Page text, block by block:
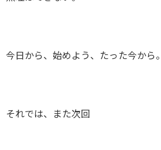
今日から、始めよう、たった今から。
それでは、また次回